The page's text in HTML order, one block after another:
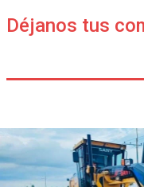
Déjanos tus